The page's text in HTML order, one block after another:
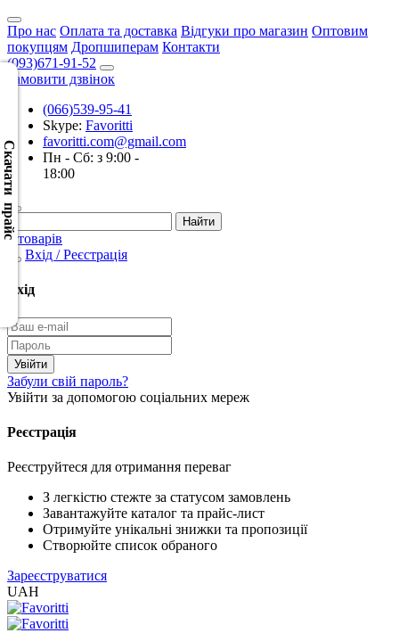
Про нас Оплата та доставка Відгуки про магазин Оптовим
покупцям Дропшиперам Контакти
(093)671-91-52
Замовити дзвінок
(066)539-95-41
Skype: Favoritti
favoritti.com@gmail.com
Пн - Сб: з 9:00 -
18:00
0 товарів
Вхід / Реєстрація
Вхід
Забули свій пароль?
Увійти за допомогою соціальних мереж
Реєстрація
Реєструйтеся для отримання переваг
З легкістю стежте за статусом замовлень
Завантажуйте каталог та прайс-лист
Отримуйте унікальні знижки та пропозиції
Створюйте список обраного
Зареєструватися
UAH
Скачати прайс
Скачать
XML
(Розн.)
Скачать
XML
(Опт)
CSV
Скачать
CSV
(Опт)
XLS
EXCEL
(Розн.)
XLS
EXCEL
2005
(Опт)